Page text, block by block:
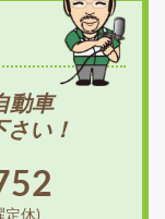
動車
い！
休)